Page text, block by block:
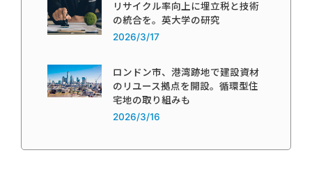
リサイクル率向上に埋立税と技術
の統合を。英大学の研究
2026/3/17
ロンドン市、港湾跡地で建設資材
のリユース拠点を開設。循環型住
宅地の取り組みも
2026/3/16